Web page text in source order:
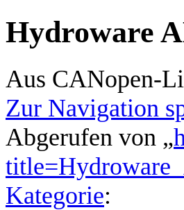
Hydroware
Aus CANopen-
Zur Navigation
Abgerufen von „
Kategorie: